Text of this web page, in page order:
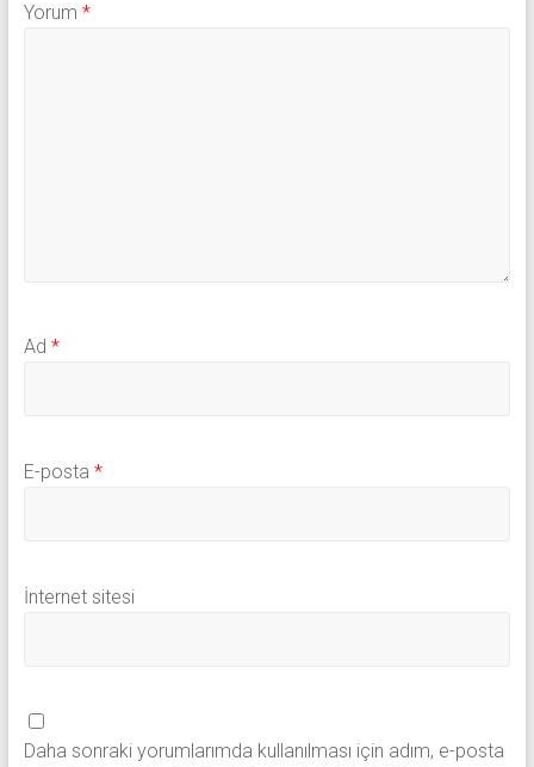
Yorum *
Ad *
E-posta *
İnternet sitesi
Daha sonraki yorumlarımda kullanılması için adım, e-posta